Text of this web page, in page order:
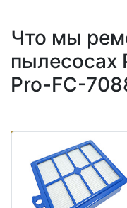
Что мы
пылесосах
Pro-FC-